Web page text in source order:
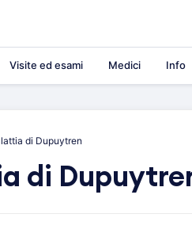
Visite ed esami Medici Info
di Dupuytren
di